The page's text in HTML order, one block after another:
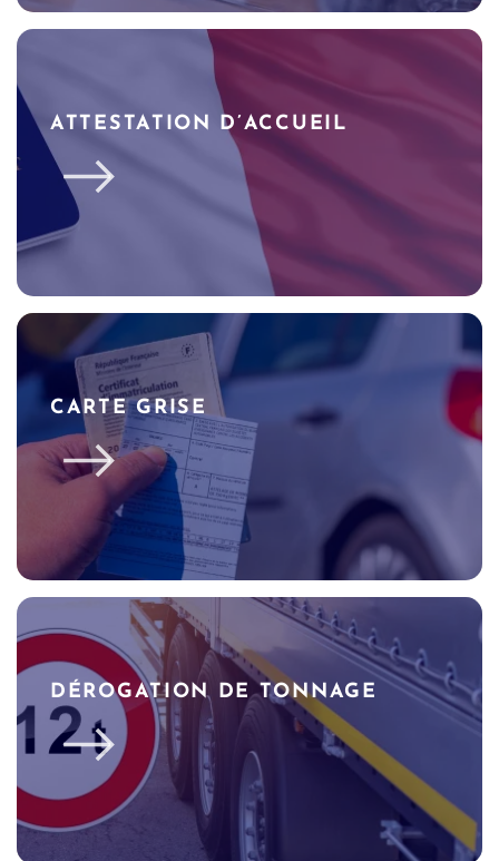
ATTESTATION D’ACCUEIL
CARTE GRISE
DÉROGATION DE TONNAGE